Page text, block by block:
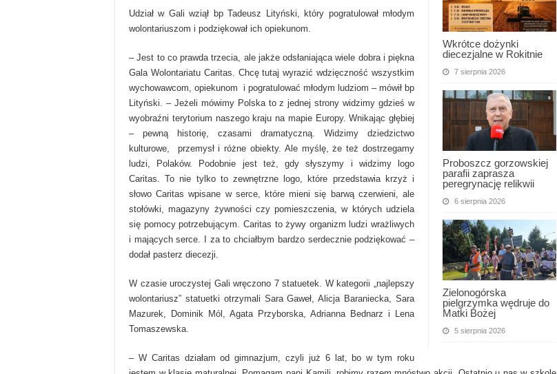
Wkrótce dożynki
diecezjalne w Rokitnie
7 sierpnia 2026
Proboszcz gorzowskiej
parafii zaprasza
peregrynację relikwii
6 sierpnia 2026
Zielonogórska
pielgrzymka wędruje do
Matki Bożej
5 sierpnia 2026
Udział w Gali wziął bp Tadeusz Lityński, który pogratulował młodym
wolontariuszom i podziękował ich opiekunom.
– Jest to co prawda trzecia, ale jakże odsłaniająca wiele dobra i piękna
Gala Wolontariatu Caritas. Chcę tutaj wyrazić wdzięczność wszystkim
wychowawcom, opiekunom i pogratulować młodym ludziom – mówił bp
Lityński. – Jeżeli mówimy Polska to z jednej strony widzimy gdzieś w
wyobraźni terytorium naszego kraju na mapie Europy. Wnikając głębiej
– pewną historię, czasami dramatyczną. Widzimy dziedzictwo
kulturowe, przemysł i różne obiekty. Ale myślę, że też dostrzegamy
ludzi, Polaków. Podobnie jest też, gdy słyszymy i widzimy logo
Caritas. To nie tylko to zewnętrzne logo, które przedstawia krzyż i
słowo Caritas wpisane w serce, które mieni się barwą czerwieni, ale
stołówki, magazyny żywności czy pomieszczenia, w których udziela
się pomocy potrzebującym. Caritas to żywy organizm ludzi wrażliwych
i mających serce. I za to chciałbym bardzo serdecznie podziękować –
dodał pasterz diecezji.
W czasie uroczystej Gali wręczono 7 statuetek. W kategorii „najlepszy
wolontariusz” statuetki otrzymali Sara Gaweł, Alicja Baraniecka, Sara
Mazurek, Dominik Mól, Agata Przyborska, Adrianna Bednarz i Lena
Tomaszewska.
– W Caritas działam od gimnazjum, czyli już 6 lat, bo w tym roku